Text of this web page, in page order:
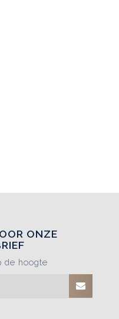
ONZE
de hoogte